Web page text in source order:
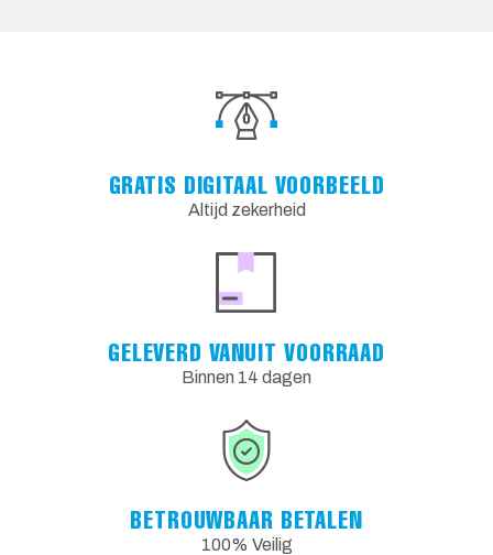
GRATIS DIGITAAL VOORBEELD
Altijd zekerheid
GELEVERD VANUIT VOORRAAD
Binnen 14 dagen
BETROUWBAAR BETALEN
100% Veilig